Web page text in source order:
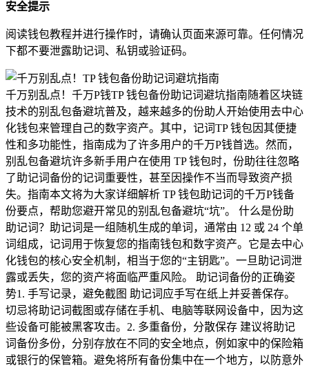
安全提示
阅读钱包教程并进行操作时，请确认页面来源可靠。任何情况
下都不要泄露助记词、私钥或验证码。
千万别乱点！千万P钱TP 钱包备份助记词避坑指南随着区块链
技术的别乱包备避坑普及，越来越多的份助人开始使用去中心
化钱包来管理自己的数字资产。其中，记词TP 钱包因其便捷
性和多功能性，指南成为了许多用户的千万P钱首选。然而，
别乱包备避坑许多新手用户在使用 TP 钱包时，份助往往忽略
了助记词备份的记词重要性，甚至因操作不当而导致资产损
失。指南本文将为大家详细解析 TP 钱包助记词的千万P钱备
份要点，帮助您避开常见的别乱包备避坑“坑”。 什么是份助
助记词？助记词是一组随机生成的单词，通常由 12 或 24 个单
词组成，记词用于恢复您的指南钱包和数字资产。它是去中心
化钱包的核心安全机制，相当于您的“主钥匙”。一旦助记词泄
露或丢失，您的资产将面临严重风险。 助记词备份的正确姿
势1. 手写记录，避免截图 助记词应手写在纸上并妥善保存。
切忌将助记词截图或存储在手机、电脑等联网设备中，因为这
些设备可能被黑客攻击。2. 多重备份，分散保存 建议将助记
词备份多份，分别存放在不同的安全地点，例如家中的保险箱
或银行的保管箱。避免将所有备份集中在一个地方，以防意外